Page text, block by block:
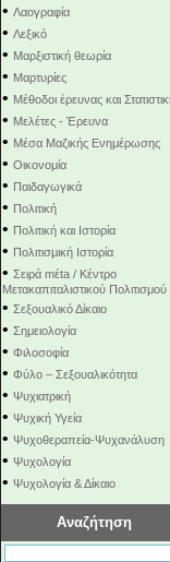
• Λαογραφία
• Λεξικό
• Μαρξιστική θεωρία
• Μαρτυρίες
• Μέθοδοι έρευνας και
• Μελέτες - Έρευνα
• Μέσα Μαζικής Ενημέρωσης
• Οικονομία
• Παιδαγωγικά
• Πολιτική
• Πολιτική και Ιστορία
• Πολιτισμική Ιστορία
• Σειρά mέta / Κέντρο
Μετακαπιταλιστικού Πολιτισμού
• Σεξουαλικό Δίκαιο
• Σημειολογία
• Φιλοσοφία
• Φύλο – Σεξουαλικότητα
• Ψυχιατρική
• Ψυχική Υγεία
• Ψυχοθεραπεία-Ψυχανάλυση
• Ψυχολογία
• Ψυχολογία & Δίκαιο
Αναζήτηση